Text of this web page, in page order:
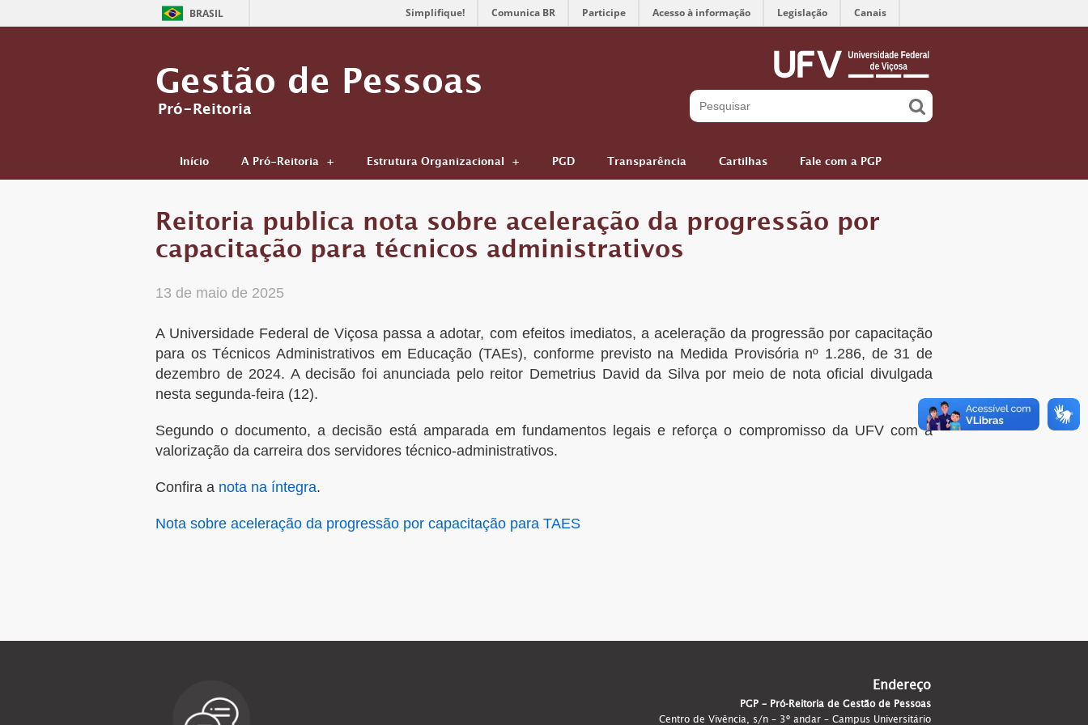
BRASIL Simplifique! Comunica BR Participe Acesso à informação Legislação Canais
Gestão de Pessoas
Pró-Reitoria
Início A Pró-Reitoria Estrutura Organizacional PGD Transparência Cartilhas Fale com a PGP
Reitoria publica nota sobre aceleração da progressão por
capacitação para técnicos administrativos
13 de maio de 2025
A Universidade Federal de Viçosa passa a adotar, com efeitos imediatos, a aceleração da progressão por capacitação
para os Técnicos Administrativos em Educação (TAEs), conforme previsto na Medida Provisória nº 1.286, de 31 de
dezembro de 2024. A decisão foi anunciada pelo reitor Demetrius David da Silva por meio de nota oficial divulgada
nesta segunda-feira (12).
Segundo o documento, a decisão está amparada em fundamentos legais e reforça o compromisso da UFV com a
valorização da carreira dos servidores técnico-administrativos.
Confira a nota na íntegra.
Nota sobre aceleração da progressão por capacitação para TAES
Endereço
PGP – Pró-Reitoria de Gestão de Pessoas
Centro de Vivência, s/n – 3º andar – Campus Universitário